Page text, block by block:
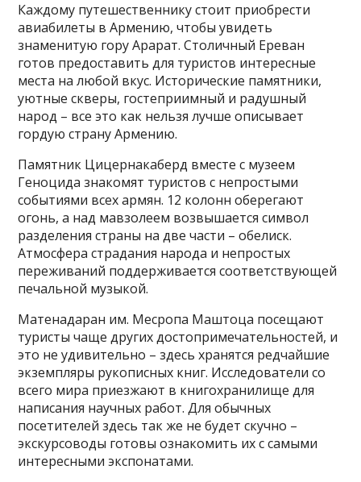
Каждому путешественнику стоит приобрести
авиабилеты в Армению, чтобы увидеть
знаменитую гору Арарат. Столичный Ереван
готов предоставить для туристов интересные
места на любой вкус. Исторические памятники,
уютные скверы, гостеприимный и радушный
народ – все это как нельзя лучше описывает
гордую страну Армению.
Памятник Цицернакаберд вместе с музеем
Геноцида знакомят туристов с непростыми
событиями всех армян. 12 колонн оберегают
огонь, а над мавзолеем возвышается символ
разделения страны на две части – обелиск.
Атмосфера страдания народа и непростых
переживаний поддерживается соответствующей
печальной музыкой.
Матенадаран им. Месропа Маштоца посещают
туристы чаще других достопримечательностей, и
это не удивительно – здесь хранятся редчайшие
экземпляры рукописных книг. Исследователи со
всего мира приезжают в книгохранилище для
написания научных работ. Для обычных
посетителей здесь так же не будет скучно –
экскурсоводы готовы ознакомить их с самыми
интересными экспонатами.